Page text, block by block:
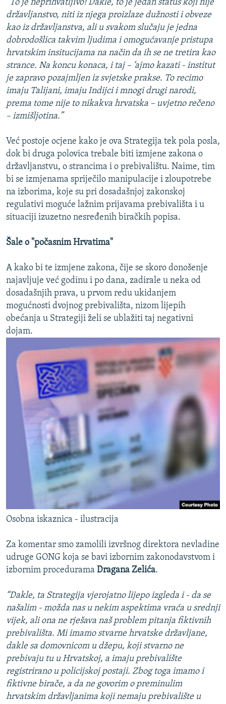
“To je neprihvatljivo! Dakle, to je jedan status koji nije
državljanstvo, niti iz njega proizlaze dužnosti i obveze
kao iz državljanstva, ali u svakom slučaju je jedna
dobrodošlica takvim ljudima i omogućavanje pristupa
hrvatskim insitucijama na način da ih se ne tretira kao
strance. Na koncu konaca, i taj – ‘ajmo kazati - institut
je zapravo pozajmljen iz svjetske prakse. To recimo
imaju Talijani, imaju Indijci i mnogi drugi narodi,
prema tome nije to nikakva hrvatska – uvjetno rečeno
– izmišljotina.”
Već postoje ocjene kako je ova Strategija tek pola posla,
dok bi druga polovica trebale biti izmjene zakona o
državljanstvu, o strancima i o prebivalištu. Naime, tim
bi se izmjenama spriječilo manipulacije i zloupotrebe
na izborima, koje su pri dosadašnjoj zakonskoj
regulativi moguće lažnim prijavama prebivališta i u
situaciji izuzetno nesređenih biračkih popisa.
Šale o "počasnim Hrvatima"
A kako bi te izmjene zakona, čije se skoro donošenje
najavljuje već godinu i po dana, zadirale u neka od
dosadašnjih prava, u prvom redu ukidanjem
mogućnosti dvojnog prebivališta, nizom lijepih
obećanja u Strategiji želi se ublažiti taj negativni
dojam.
Osobna iskaznica - ilustracija
Za komentar smo zamolili izvršnog direktora nevladine
udruge GONG koja se bavi izbornim zakonodavstvom i
izbornim procedurama Dragana Zelića.
“Dakle, ta Strategija vjerojatno lijepo izgleda i - da se
našalim - možda nas u nekim aspektima vraća u srednji
vijek, ali ona ne rješava naš problem pitanja fiktivnih
prebivališta. Mi imamo stvarne hrvatske državljane,
dakle sa domovnicom u džepu, koji stvarno ne
prebivaju tu u Hrvatskoj, a imaju prebivalište
registrirano u policijskoj postaji. Zbog toga imamo i
fiktivne birače, a da ne govorim o preminulim
hrvatskim državljanima koji nemaju prebivalište u